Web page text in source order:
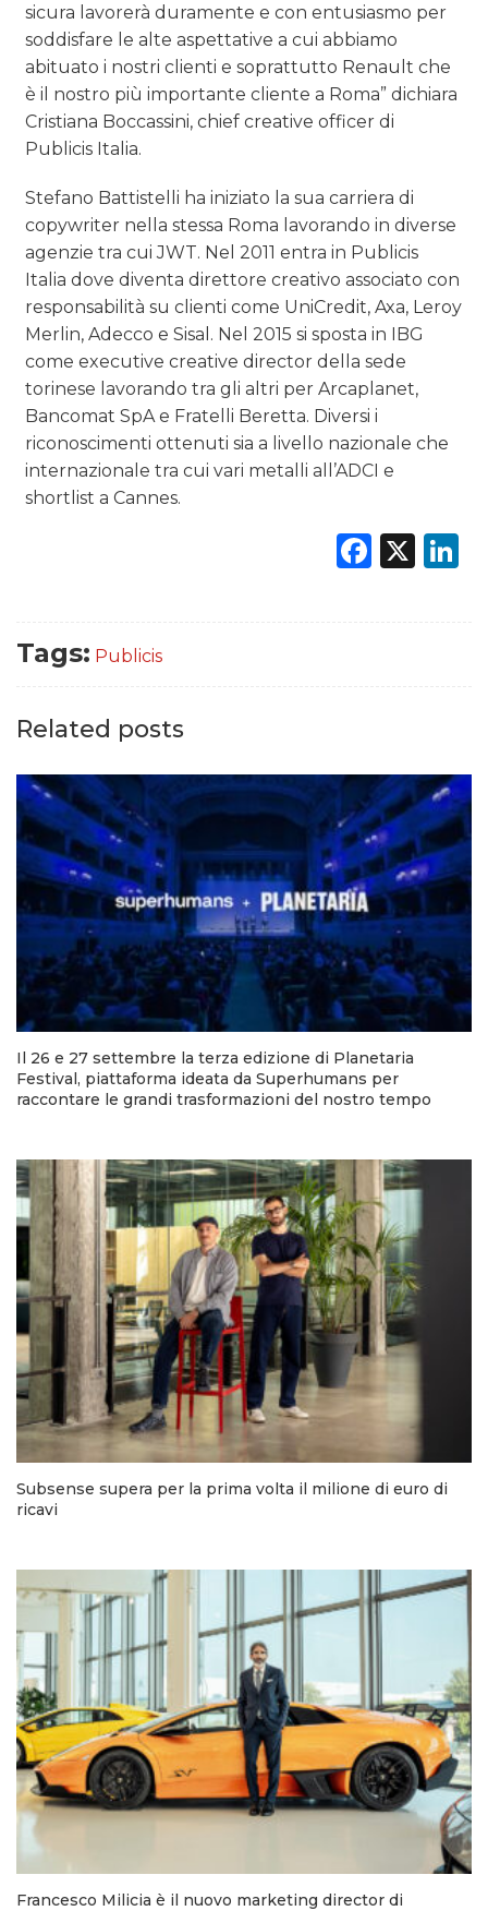
sicura lavorerà duramente e con entusiasmo per
soddisfare le alte aspettative a cui abbiamo
abituato i nostri clienti e soprattutto Renault che
è il nostro più importante cliente a Roma” dichiara
Cristiana Boccassini, chief creative officer di
Publicis Italia.
Stefano Battistelli ha iniziato la sua carriera di
copywriter nella stessa Roma lavorando in diverse
agenzie tra cui JWT. Nel 2011 entra in Publicis
Italia dove diventa direttore creativo associato con
responsabilità su clienti come UniCredit, Axa, Leroy
Merlin, Adecco e Sisal. Nel 2015 si sposta in IBG
come executive creative director della sede
torinese lavorando tra gli altri per Arcaplanet,
Bancomat SpA e Fratelli Beretta. Diversi i
riconoscimenti ottenuti sia a livello nazionale che
internazionale tra cui vari metalli all’ADCI e
shortlist a Cannes.
X
Tags: Publicis
Related posts
Il 26 e 27 settembre la terza edizione di Planetaria
Festival, piattaforma ideata da Superhumans per
raccontare le grandi trasformazioni del nostro tempo
Subsense supera per la prima volta il milione di euro di
ricavi
Francesco Milicia è il nuovo marketing director di